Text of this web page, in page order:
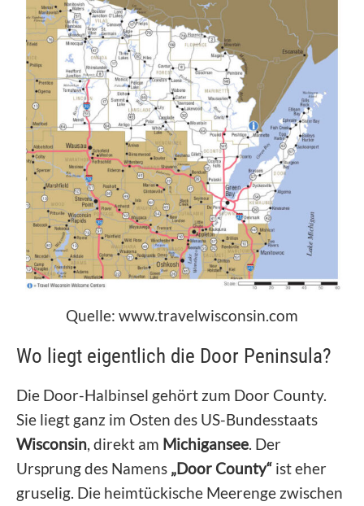
Quelle: www.travelwisconsin.com
Wo liegt eigentlich die Door Peninsula?
Die Door-Halbinsel gehört zum Door County.
Sie liegt ganz im Osten des US-Bundesstaats
Wisconsin, direkt am Michigansee. Der
Ursprung des Namens „Door County“ ist eher
gruselig. Die heimtückische Meerenge zwischen